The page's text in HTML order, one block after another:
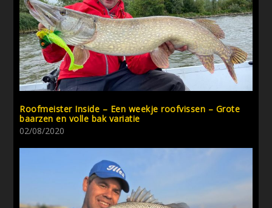
Roofmeister Inside – Een weekje roofvissen – Grote
baarzen en volle bak variatie
02/08/2020